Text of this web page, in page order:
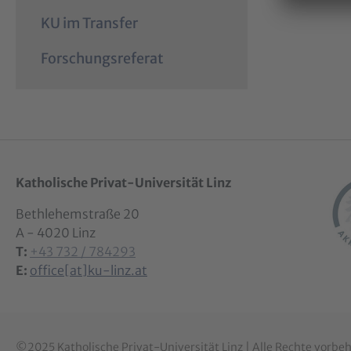
KU im Transfer
Forschungsreferat
Katholische Privat-Universität Linz
Bethlehemstraße 20
A - 4020 Linz
T: +43 732 / 784293
E: office[at]ku-linz.at
©2025 Katholische Privat-Universität Linz | Alle Rechte